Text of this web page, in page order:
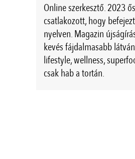
Online szerkesztő. 2023
csatlakozott, hogy
nyelven. Magazin
kevés fájdalmasabb
lifestyle, wellness,
csak hab a tortán.